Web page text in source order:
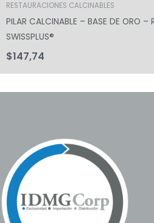
RESTAURACIONES CALCINABLES
PILAR CALCINABLE – BASE DE ORO –
SWISSPLUS®
$147,74